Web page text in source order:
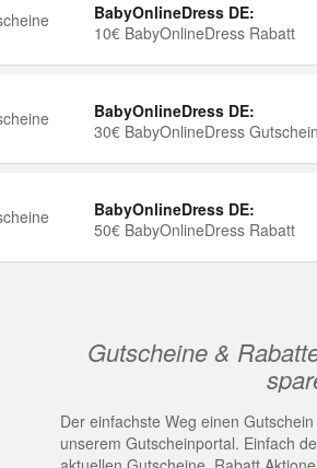
BabyOnlineDress DE:
10€ BabyOnlineDress Rabatt
BabyOnlineDress DE:
30€ BabyOnlineDress Gutschein
BabyOnlineDress DE:
50€ BabyOnlineDress Rabatt
Gutscheine &
Der einfachste Weg einen
unserem Gutscheinportal. Einfach